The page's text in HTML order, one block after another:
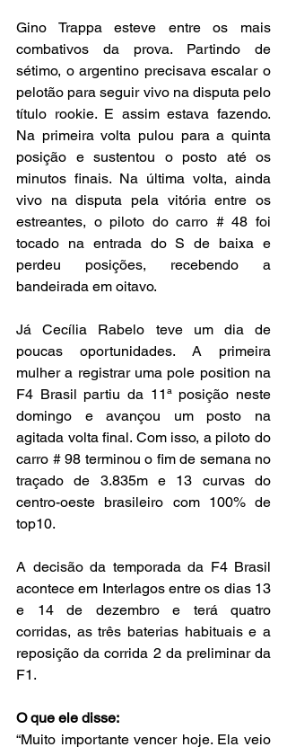
Gino Trappa esteve entre os mais
combativos da prova. Partindo de
sétimo, o argentino precisava escalar o
pelotão para seguir vivo na disputa pelo
título rookie. E assim estava fazendo.
Na primeira volta pulou para a quinta
posição e sustentou o posto até os
minutos finais. Na última volta, ainda
vivo na disputa pela vitória entre os
estreantes, o piloto do carro # 48 foi
tocado na entrada do S de baixa e
perdeu posições, recebendo a
bandeirada em oitavo.
Já Cecília Rabelo teve um dia de
poucas oportunidades. A primeira
mulher a registrar uma pole position na
F4 Brasil partiu da 11ª posição neste
domingo e avançou um posto na
agitada volta final. Com isso, a piloto do
carro # 98 terminou o fim de semana no
traçado de 3.835m e 13 curvas do
centro-oeste brasileiro com 100% de
top10.
A decisão da temporada da F4 Brasil
acontece em Interlagos entre os dias 13
e 14 de dezembro e terá quatro
corridas, as três baterias habituais e a
reposição da corrida 2 da preliminar da
F1.
O que ele disse:
“Muito importante vencer hoje. Ela veio